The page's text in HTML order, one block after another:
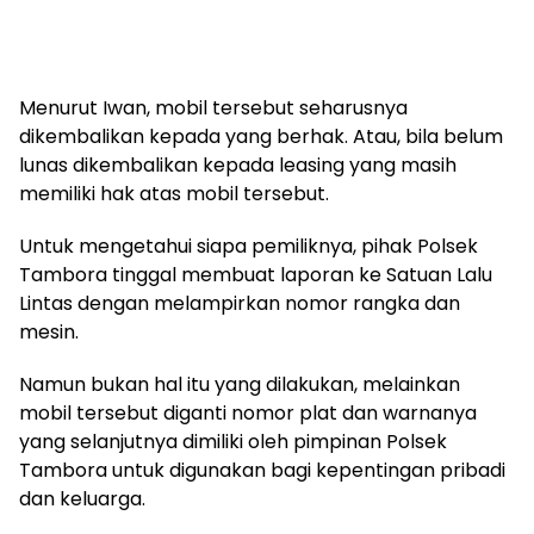
Menurut Iwan, mobil tersebut seharusnya
dikembalikan kepada yang berhak. Atau, bila belum
lunas dikembalikan kepada leasing yang masih
memiliki hak atas mobil tersebut.
Untuk mengetahui siapa pemiliknya, pihak Polsek
Tambora tinggal membuat laporan ke Satuan Lalu
Lintas dengan melampirkan nomor rangka dan
mesin.
Namun bukan hal itu yang dilakukan, melainkan
mobil tersebut diganti nomor plat dan warnanya
yang selanjutnya dimiliki oleh pimpinan Polsek
Tambora untuk digunakan bagi kepentingan pribadi
dan keluarga.